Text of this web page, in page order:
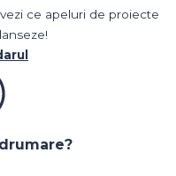
ce apeluri de proiecte